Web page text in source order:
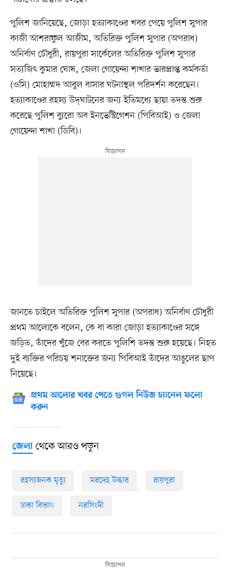
পুলিশ জানিয়েছে, জোড়া হত্যাকাণ্ডের খবর পেয়ে পুলিশ সুপার
কাজী আশরাফুল আজীম, অতিরিক্ত পুলিশ সুপার (অপরাধ)
অনির্বাণ চৌধুরী, রায়পুরা সার্কেলের অতিরিক্ত পুলিশ সুপার
সত্যজিৎ কুমার ঘোষ, জেলা গোয়েন্দা শাখার ভারপ্রাপ্ত কর্মকর্তা
(ওসি) মোহাম্মদ আবুল বাসার ঘটনাস্থল পরিদর্শন করেছেন।
হত্যাকাণ্ডের রহস্য উদ্‌ঘাটনের জন্য ইতিমধ্যে ছায়া তদন্ত শুরু
করেছে পুলিশ ব্যুরো অব ইনভেস্টিগেশন (পিবিআই) ও জেলা
গোয়েন্দা শাখা (ডিবি)।
জানতে চাইলে অতিরিক্ত পুলিশ সুপার (অপরাধ) অনির্বাণ চৌধুরী
প্রথম আলোকে বলেন, কে বা কারা জোড়া হত্যাকাণ্ডের সঙ্গে
জড়িত, তাঁদের খুঁজে বের করতে পুলিশি তদন্ত শুরু হয়েছে। নিহত
দুই ব্যক্তির পরিচয় শনাক্তের জন্য পিবিআই তাঁদের আঙুলের ছাপ
নিয়েছে।
প্রথম আলোর খবর পেতে গুগল নিউজ চ্যানেল ফলো
করুন
জেলাথেকে আরও পড়ুন
রহস্যজনক মৃত্যু মরদেহ উদ্ধার রায়পুরা
ঢাকা বিভাগ নরসিংদী